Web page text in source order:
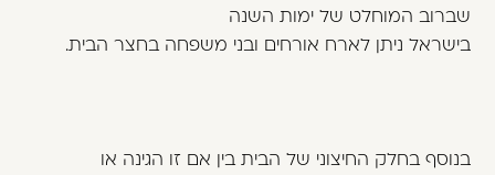
שברוב המוחלט של ימות השנה
בישראל ניתן לארח אורחים ובני משפחה בחצר הבית.
בנוסף בחלק החיצוני של הבית בין אם זו הגינה או